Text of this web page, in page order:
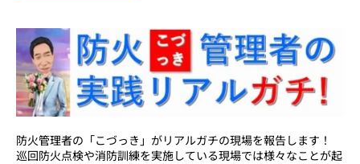
防火管理者の「こづっき」がリアルガチの現場を報告します！
巡回防火点検や消防訓練を実施している現場では様々なことが起